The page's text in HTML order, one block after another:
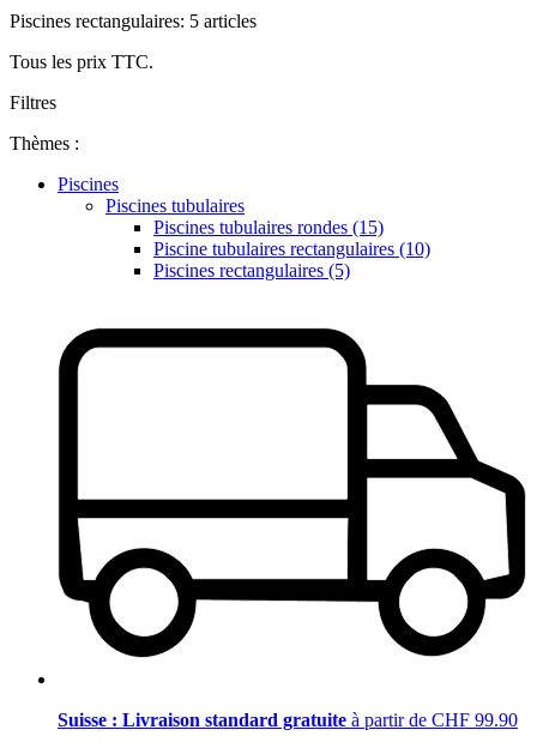
Piscines rectangulaires: 5 articles
Tous les prix TTC.
Filtres
Thèmes :
Piscines
Piscines tubulaires
Piscines tubulaires rondes (15)
Piscine tubulaires rectangulaires (10)
Piscines rectangulaires (5)
Suisse : Livraison standard gratuite à partir de CHF 99.90